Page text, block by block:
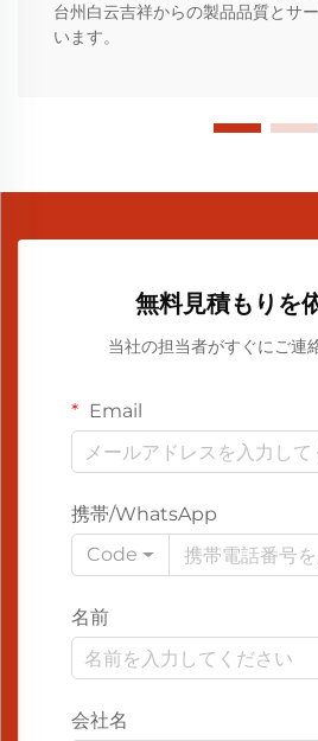
台州白云吉祥からの製品品質とサ
います。
無料見積もりを
当社の担当者がすぐにご連
Email
携帯/WhatsApp
Code
名前
会社名